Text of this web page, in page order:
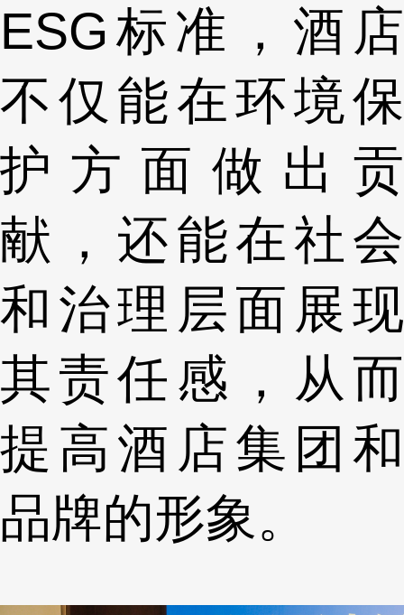
ESG标准，酒店
不仅能在环境保
护方面做出贡
献，还能在社会
和治理层面展现
其责任感，从而
提高酒店集团和
品牌的形象。